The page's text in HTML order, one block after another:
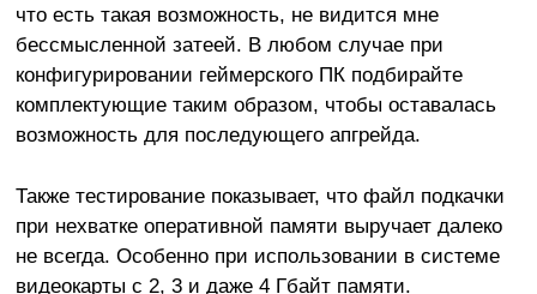
что есть такая возможность, не видится мне
бессмысленной затеей. В любом случае при
конфигурировании геймерского ПК подбирайте
комплектующие таким образом, чтобы оставалась
возможность для последующего апгрейда.
Также тестирование показывает, что файл подкачки
при нехватке оперативной памяти выручает далеко
не всегда. Особенно при использовании в системе
видеокарты с 2, 3 и даже 4 Гбайт памяти.